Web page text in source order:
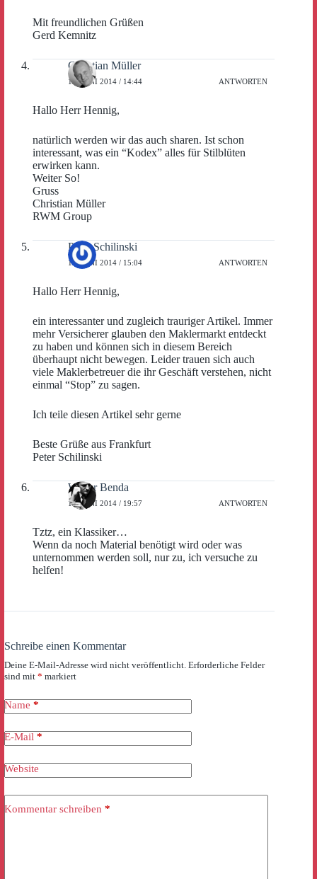
Mit freundlichen Grüßen
Gerd Kemnitz
Christian Müller
13. JUNI 2014 / 14:44 ANTWORTEN
Hallo Herr Hennig,
natürlich werden wir das auch sharen. Ist schon
interessant, was ein “Kodex” alles für Stilblüten
erwirken kann.
Weiter So!
Gruss
Christian Müller
RWM Group
Peter Schilinski
13. JUNI 2014 / 15:04 ANTWORTEN
Hallo Herr Hennig,
ein interessanter und zugleich trauriger Artikel. Immer
mehr Versicherer glauben den Maklermarkt entdeckt
zu haben und können sich in diesem Bereich
überhaupt nicht bewegen. Leider trauen sich auch
viele Maklerbetreuer die ihr Geschäft verstehen, nicht
einmal “Stop” zu sagen.
Ich teile diesen Artikel sehr gerne
Beste Grüße aus Frankfurt
Peter Schilinski
Walter Benda
13. JUNI 2014 / 19:57 ANTWORTEN
Tztz, ein Klassiker…
Wenn da noch Material benötigt wird oder was
unternommen werden soll, nur zu, ich versuche zu
helfen!
Schreibe einen Kommentar
Deine E-Mail-Adresse wird nicht veröffentlicht. Erforderliche Felder
sind mit * markiert
Name *
E-Mail *
Website
Kommentar schreiben *